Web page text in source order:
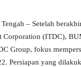
– Setelah
Corporation (ITDC),
Group, fokus
Persiapan yang